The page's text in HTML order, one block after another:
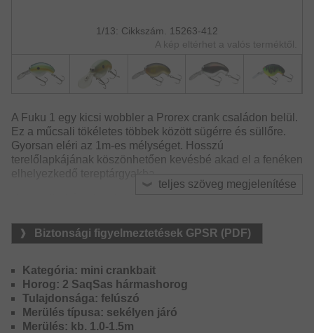
1/13: Cikkszám. 15263-412
A kép eltérhet a valós terméktől.
teljes szöveg megjelenítése
A Fuku 1 egy kicsi wobbler a Prorex crank családon belül.
Ez a műcsali tökéletes többek között sügérre és süllőre.
Gyorsan eléri az 1m-es mélységet. Hosszú
terelőlapkájának köszönhetően kevésbé akad el a fenéken
wobbler gyorsan a felúszik a felszinre, így el tudjuk kerülni
az elakadást. Egyedi testkialakításnak köszönhetően nem
Biztonsági figyelmeztetések GPSR (PDF)
Kategória: mini crankbait
Horog: 2 SaqSas hármashorog
Tulajdonsága: felúszó
Merülés típusa: sekélyen járó
Merülés: kb. 1.0-1.5m